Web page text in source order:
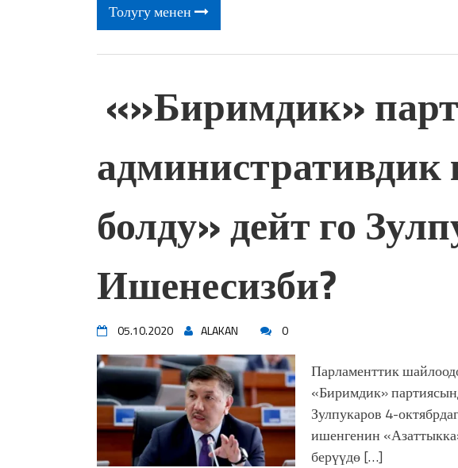
Толугу менен
«»Биримдик»
болду» дейт го
Ишенесизби?
05.10.2020 ALAKAN 0
Парламенттик
«Биримдик»
Зулпукаров 4-
ишенгенин
берүүдө […]